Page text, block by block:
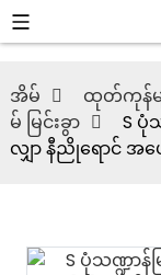
အိမ် ထုတ်ကုန်မ
မ် မြင်းခွာ
S ပုံ
လျှာ နီညိုရောင် အ